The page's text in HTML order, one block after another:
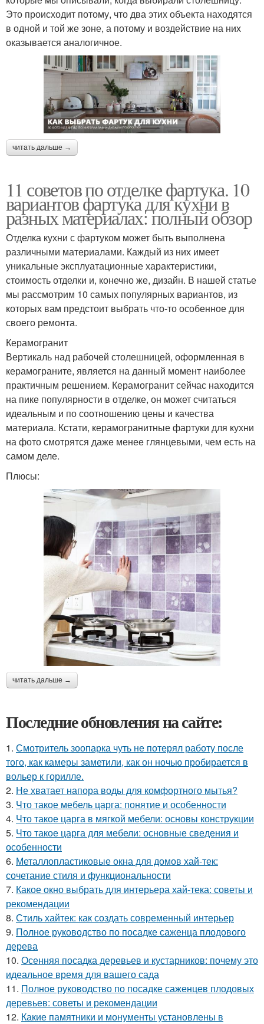
Это происходит потому, что два этих объекта находятся
в одной и той же зоне, а потому и воздействие на них
оказывается аналогичное.
читать дальше →
11 советов по отделке фартука. 10
вариантов фартука для кухни в
разных материалах: полный обзор
Отделка кухни с фартуком может быть выполнена
различными материалами. Каждый из них имеет
уникальные эксплуатационные характеристики,
стоимость отделки и, конечно же, дизайн. В нашей статье
мы рассмотрим 10 самых популярных вариантов, из
которых вам предстоит выбрать что-то особенное для
своего ремонта.
Керамогранит
Вертикаль над рабочей столешницей, оформленная в
керамограните, является на данный момент наиболее
практичным решением. Керамогранит сейчас находится
на пике популярности в отделке, он может считаться
идеальным и по соотношению цены и качества
материала. Кстати, керамогранитные фартуки для кухни
на фото смотрятся даже менее глянцевыми, чем есть на
самом деле.
Плюсы:
читать дальше →
Последние обновления на сайте:
1. Смотритель зоопарка чуть не потерял работу после
того, как камеры заметили, как он ночью пробирается в
вольер к горилле.
2. Не хватает напора воды для комфортного мытья?
3. Что такое мебель царга: понятие и особенности
4. Что такое царга в мягкой мебели: основы конструкции
5. Что такое царга для мебели: основные сведения и
особенности
6. Металлопластиковые окна для домов хай-тек:
сочетание стиля и функциональности
7. Какое окно выбрать для интерьера хай-тека: советы и
рекомендации
8. Стиль хайтек: как создать современный интерьер
9. Полное руководство по посадке саженца плодового
дерева
10. Осенняя посадка деревьев и кустарников: почему это
идеальное время для вашего сада
11. Полное руководство по посадке саженцев плодовых
деревьев: советы и рекомендации
12. Какие памятники и монументы установлены в